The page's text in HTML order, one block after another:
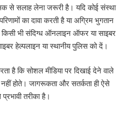
से सलाह लेना जरूरी है। यदि कोई संस्था
का दावा करती है या अग्रिम भुगतान
किसी भी संदिग्ध ऑनलाइन ऑफर या साइबर
हेल्पलाइन या स्थानीय पुलिस को दें।
है कि सोशल मीडिया पर दिखाई देने वाले
होते। जागरूकता और सतर्कता ही ऐसे
तरीका है।